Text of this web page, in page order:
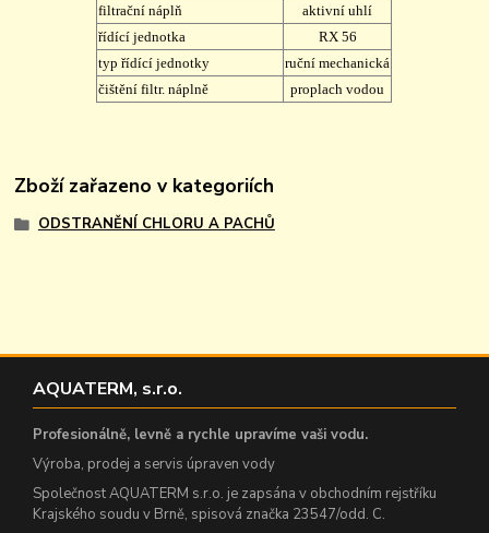
filtrační náplň
aktivní uhlí
řídící jednotka
RX 56
typ řídící jednotky
ruční mechanická
čištění filtr. náplně
proplach vodou
Zboží zařazeno v kategoriích
ODSTRANĚNÍ CHLORU A PACHŮ
AQUATERM, s.r.o.
Profesionálně, levně a rychle upravíme vaši vodu.
Výroba, prodej a servis úpraven vody
Společnost AQUATERM s.r.o. je zapsána v obchodním rejstříku
Krajského soudu v Brně, spisová značka 23547/odd. C.